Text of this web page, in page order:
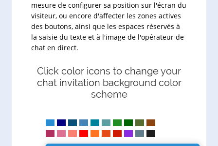
mesure de configurer sa position sur l'écran du
visiteur, ou encore d'affecter les zones actives
des boutons, ainsi que les espaces réservés à
la saisie du texte et à l'image de l'opérateur de
chat en direct.
Click color icons to change your
chat invitation background color
scheme